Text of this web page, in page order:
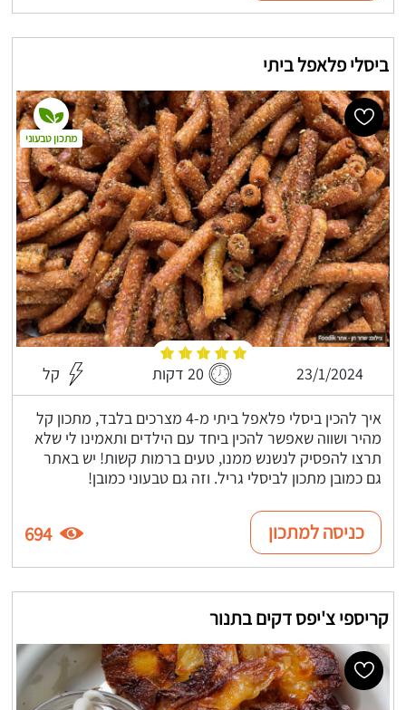
ביסלי פלאפל ביתי
23/1/2024 20 דקות קל
איך להכין ביסלי פלאפל ביתי מ-4 מצרכים בלבד, מתכון קל
מהיר ושווה שאפשר להכין ביחד עם הילדים ותאמינו לי שלא
תרצו להפסיק לנשנש ממנו, טעים ברמות קשות! יש באתר
גם כמובן מתכון לביסלי גריל. וזה גם טבעוני כמובן!
מתכון טבעוני
כניסה למתכון 694
קריספי צ'יפס דקים בתנור